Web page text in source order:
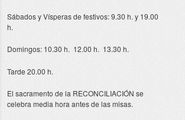
Sábados y Vísperas de festivos: 9.30 h. y 19.00
h.
Domingos: 10.30 h. 12.00 h. 13.30 h.
Tarde 20.00 h.
El sacramento de la RECONCILIACIÓN se
celebra media hora antes de las misas.